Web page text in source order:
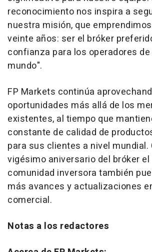
reconocimiento nos inspira a
nuestra misión, que
veinte años: ser el bróker
confianza para los operadores
mundo".
FP Markets continúa
oportunidades más allá de los
existentes, al tiempo que
constante de calidad de
para sus clientes a nivel mundial.
vigésimo aniversario del bróker el
comunidad inversora también
más avances y actualizaciones
comercial.
Notas a los redactores